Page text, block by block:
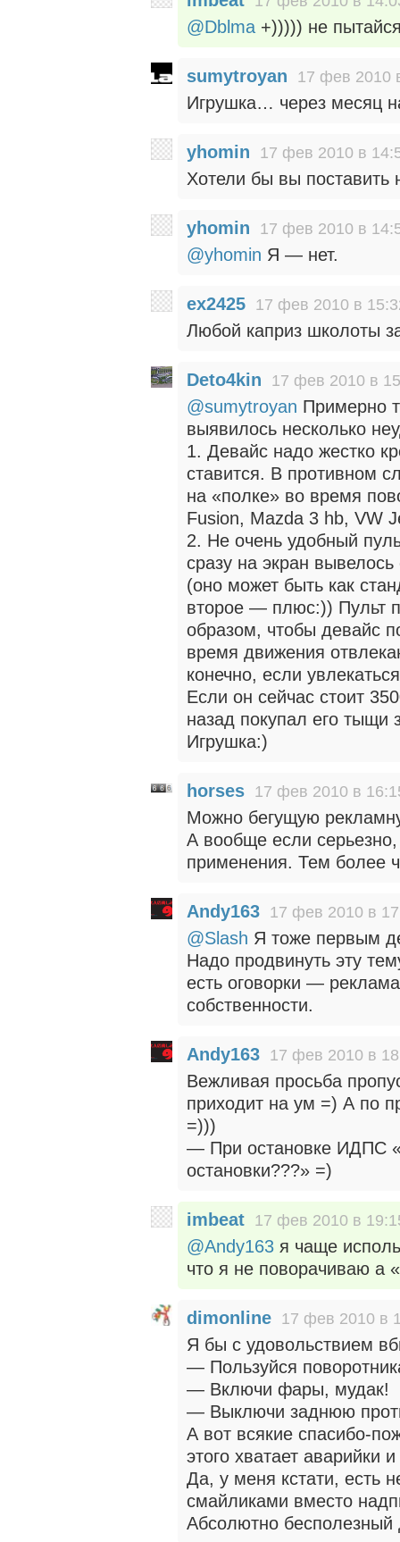
@Dblma +))))) не
sumytroyan 17 фев 2010
Игрушка… через месяц
yhomin 17 фев 2010 в
Хотели бы вы
yhomin 17 фев 2010 в
@yhomin Я — нет.
ex2425 17 фев 2010 в
Любой каприз школоты
Deto4kin 17 фев 2010 в
@sumytroyan Примерно
выявилось несколько
1. Девайс надо жестко
ставится. В противном
на «полке» во время
Fusion, Mazda 3 hb, VW
2. Не очень удобный
сразу на экран
(оно может быть как
второе — плюс:)) Пульт
образом, чтобы девайс
время движения
конечно, если
Если он сейчас стоит
назад покупал его тыщи
Игрушка:)
horses 17 фев 2010 в
Можно бегущую
А вообще если серьезно,
применения. Тем более
Andy163 17 фев 2010 в
@Slash Я тоже первым
Надо продвинуть эту
есть оговорки —
собственности.
Andy163 17 фев 2010 в
Вежливая просьба
приходит на ум =) А по
=)))
— При остановке ИДПС
остановки???» =)
imbeat 17 фев 2010 в
@Andy163 я чаще
что я не поворачиваю а
dimonline 17 фев 2010 в
Я бы с удовольствием
— Пользуйся
— Включи фары, мудак!
— Выключи заднюю
А вот всякие спасибо-
этого хватает аварийки
Да, у меня кстати, есть
смайликами вместо
Абсолютно бесполезный